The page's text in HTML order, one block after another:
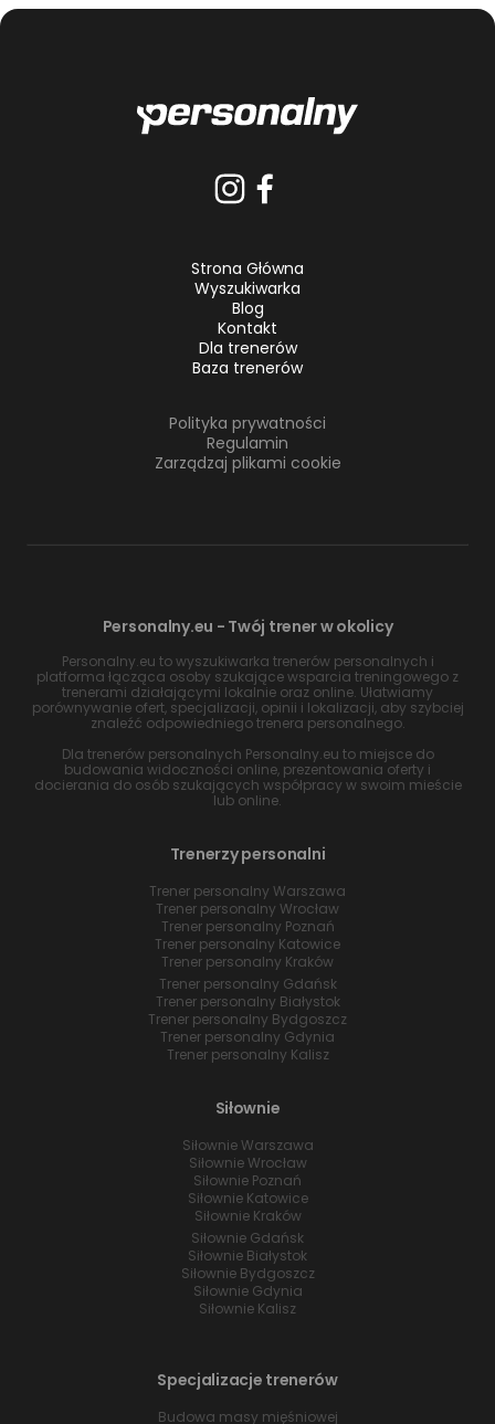
Strona Główna
Wyszukiwarka
Blog
Kontakt
Dla trenerów
Baza trenerów
Polityka prywatności
Regulamin
Zarządzaj plikami cookie
Personalny.eu - Twój trener w okolicy
Personalny.eu to wyszukiwarka trenerów personalnych i
platforma łącząca osoby szukające wsparcia treningowego z
trenerami działającymi lokalnie oraz online. Ułatwiamy
porównywanie ofert, specjalizacji, opinii i lokalizacji, aby szybciej
znaleźć odpowiedniego trenera personalnego.
Dla trenerów personalnych Personalny.eu to miejsce do
budowania widoczności online, prezentowania oferty i
docierania do osób szukających współpracy w swoim mieście
lub online.
Trenerzy personalni
Trener personalny Warszawa
Trener personalny Wrocław
Trener personalny Poznań
Trener personalny Katowice
Trener personalny Kraków
Trener personalny Gdańsk
Trener personalny Białystok
Trener personalny Bydgoszcz
Trener personalny Gdynia
Trener personalny Kalisz
Siłownie
Siłownie Warszawa
Siłownie Wrocław
Siłownie Poznań
Siłownie Katowice
Siłownie Kraków
Siłownie Gdańsk
Siłownie Białystok
Siłownie Bydgoszcz
Siłownie Gdynia
Siłownie Kalisz
Specjalizacje trenerów
Budowa masy mięśniowej